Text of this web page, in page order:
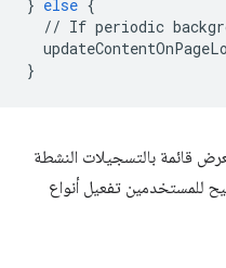
} else {
// If periodic
}
قائمة بالتسجيلات النشطة
للمستخدمين تفعيل أنواع